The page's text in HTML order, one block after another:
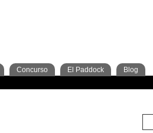
Concurso
El Paddock
Blog